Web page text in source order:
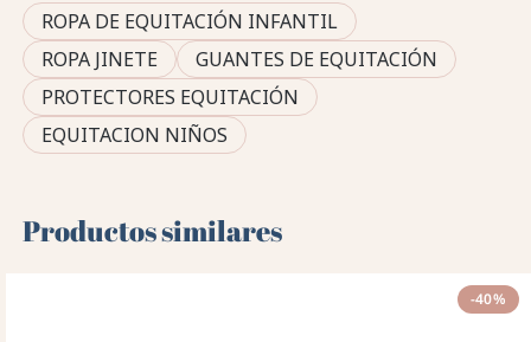
ROPA DE EQUITACIÓN INFANTIL
ROPA JINETE
GUANTES DE EQUITACIÓN
PROTECTORES EQUITACIÓN
EQUITACION NIÑOS
Productos similares
-40%